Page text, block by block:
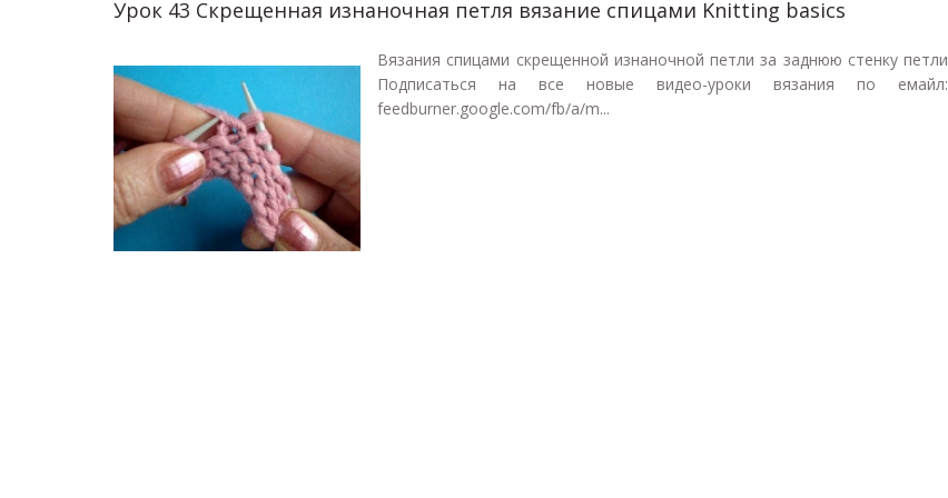
Урок 43 Скрещенная изнаночная петля вязание спицами Knitting basics
Вязания спицами скрещенной изнаночной петли за заднюю стенку петли
Подписаться на все новые видео-уроки вязания по емайл:
feedburner.google.com/fb/a/m...